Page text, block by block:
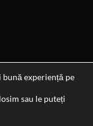
preturilor: 29-12-
experiență pe
sau le puteți